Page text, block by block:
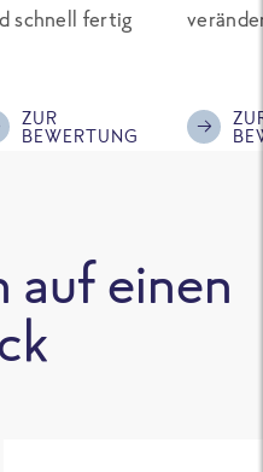
schnell fertig
ZUR
BEWERTUNG
einen